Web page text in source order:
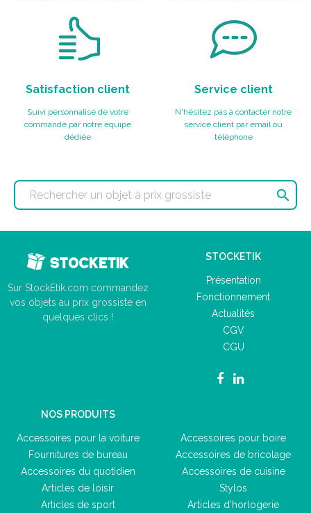
Satisfaction client
Suivi personnalisé de votre
commande par notre équipe
dédiée
Service client
N'hésitez pas à contacter notre
service client par email ou
téléphone

Sur StockEtik.com commandez
vos objets au prix grossiste en
quelques clics !
STOCKETIK
Présentation
Fonctionnement
Actualités
CGV
CGU
NOS PRODUITS
Accessoires pour la voiture
Fournitures de bureau
Accessoires du quotidien
Articles de loisir
Articles de sport
Accessoires pour boire
Accessoires de bricolage
Accessoires de cuisine
Stylos
Articles d'horlogerie